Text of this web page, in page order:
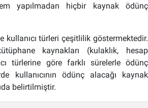
yapılmadan hiçbir kaynak ödünç
kullanıcı türleri çeşitlilik göstermektedir.
kaynakları (kulaklık, hesap
türlerine göre farklı sürelerle ödünç
kullanıcının ödünç alacağı kaynak
belirtilmiştir.